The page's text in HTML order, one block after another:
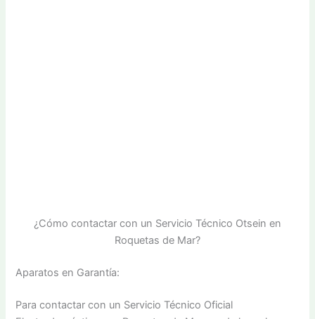
¿Cómo contactar con un Servicio Técnico Otsein en
Roquetas de Mar?
Aparatos en Garantía:
Para contactar con un Servicio Técnico Oficial